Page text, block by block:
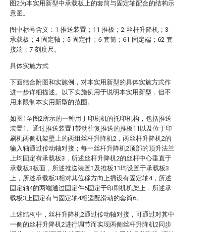
图2为本实用新型中承载板上的套筒与固定轴配合的结构示
意图。
图中标号含义：1-推送装置；11-推板；2-丝杆升降机；3-
承载板；4-固定轴；5-固定件；6-套筒；61-固定端；62-套
接端；7-刻度尺。
具体实施方式
下面结合附图和实施例，对本实用新型的具体实施方式作
进一步详细描述。以下实施例用于说明本实用新型，但不
用来限制本实用新型的范围。
如图1至图2所示的一种用于印刷机的托印机构，包括推送
装置1、通过推送装置1带动往复推送的推板11以及位于印
刷机两侧机架壁上的两组丝杆升降机2，两丝杆升降机2的
输入轴通过传动轴对接；每一丝杆升降机2顶部的顶升法兰
上均固定有承载板3，所述丝杆升降机2的丝杆中心垂直于
承载板3板面，所述推送装置1及推板11均设置于承载板3
上，所述承载板3相对其位移方向上插设有固定轴4，所述
固定轴4的两端通过固定件5固定于印刷机机架上，所述承
载板3上固定有与固定轴4相适配滑动的套筒6。
上述结构中，丝杆升降机2通过传动轴对接，可通过对其中
一侧的丝杆升降机2进行调节而实现两侧丝杆升降机2同步